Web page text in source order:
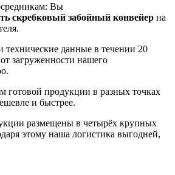
Вы
скребковый забойный конвейер на
технические данные в течении 20
загруженности нашего
готовой продукции в разных точках
и быстрее.
размещены в четырёх крупных
этому наша логистика выгодней,